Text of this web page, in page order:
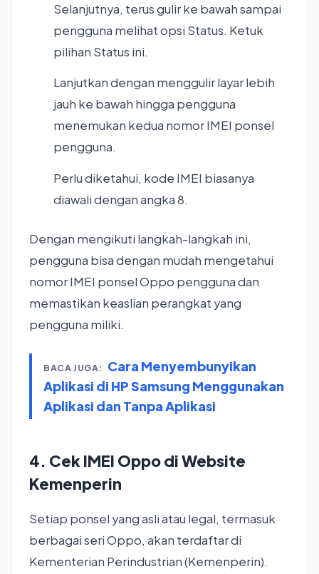
Selanjutnya, terus gulir ke bawah sampai
pengguna melihat opsi Status. Ketuk
pilihan Status ini.
Lanjutkan dengan menggulir layar lebih
jauh ke bawah hingga pengguna
menemukan kedua nomor IMEI ponsel
pengguna.
Perlu diketahui, kode IMEI biasanya
diawali dengan angka 8.
Dengan mengikuti langkah-langkah ini,
pengguna bisa dengan mudah mengetahui
nomor IMEI ponsel Oppo pengguna dan
memastikan keaslian perangkat yang
pengguna miliki.
BACA JUGA:
Cara Menyembunyikan
Aplikasi di HP Samsung Menggunakan
Aplikasi dan Tanpa Aplikasi
4. Cek IMEI Oppo di Website
Kemenperin
Setiap ponsel yang asli atau legal, termasuk
berbagai seri Oppo, akan terdaftar di
Kementerian Perindustrian (Kemenperin).